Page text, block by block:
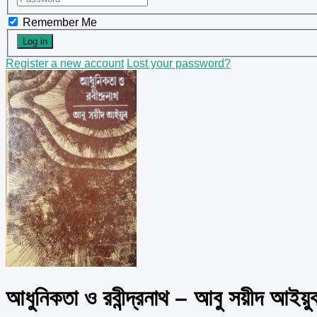
Remember Me
Register a new account Lost your password?
আধুনিকতা ও রবীন্দ্রনাথ – আবু সয়ীদ